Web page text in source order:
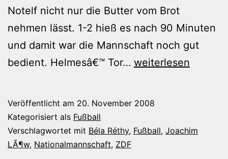
Notelf nicht nur die Butter vom Brot
nehmen lässt. 1-2 hieß es nach 90 Minuten
und damit war die Mannschaft noch gut
bedient. Helmesâ€™ Tor… Jörgs
weiterlesen
Veröffentlicht am 20. November 2008
Kategorisiert als Fußball
Verschlagwortet mit Béla Réthy, Fußball, Joachim
LÃ¶w, Nationalmannschaft, ZDF